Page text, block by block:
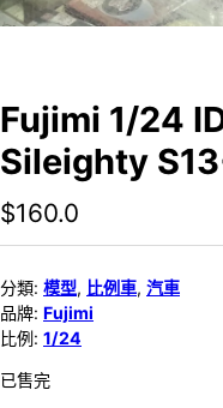
Fujimi 1/24
Sileighty
$160.0
分類: 模型, 比例車, 汽車
品牌: Fujimi
比例: 1/24
已售完